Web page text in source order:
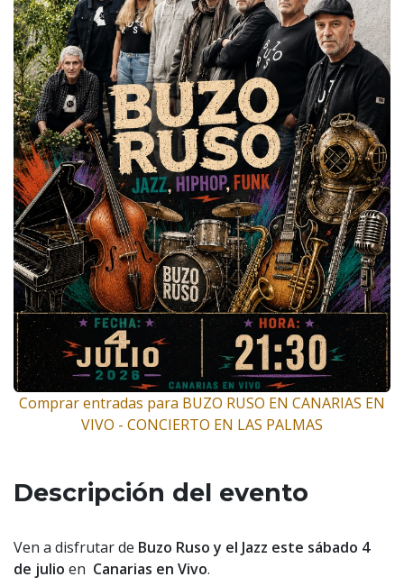
Comprar entradas para BUZO RUSO EN CANARIAS EN
VIVO - CONCIERTO EN LAS PALMAS
Descripción del evento
Ven a disfrutar de Buzo Ruso y el Jazz este sábado 4
de julio en Canarias en Vivo.